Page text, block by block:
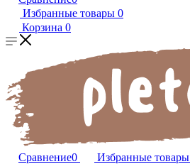
Избранные товары 0
Корзина 0
Сравнение0 Избранные товары